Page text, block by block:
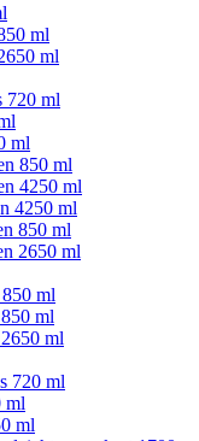
ml
ml
720 ml
ml
850 ml
4250 ml
4250 ml
850 ml
2650 ml
ml
ml
ml
720 ml
ml
ml